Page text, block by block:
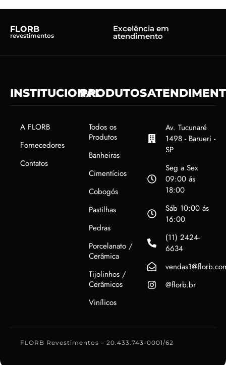
FLORB
revestimentos
Excelência em
atendimento
INSTITUCIONAL
A FLORB
Fornecedores
Contatos
PRODUTOS
Todos os
Produtos
Banheiras
Cimentícios
Cobogós
Pastilhas
Pedras
Porcelanato /
Cerâmica
Tijolinhos /
Cerâmicos
Vinílicos
Av. Tucunaré
1498 - Barueri -
SP
Seg a Sex
09:00 ás
18:00
Sáb 10:00 ás
16:00
(11) 2424-
6634
@florb.br
FLORB Revestimentos – 20.433.743-0001/62